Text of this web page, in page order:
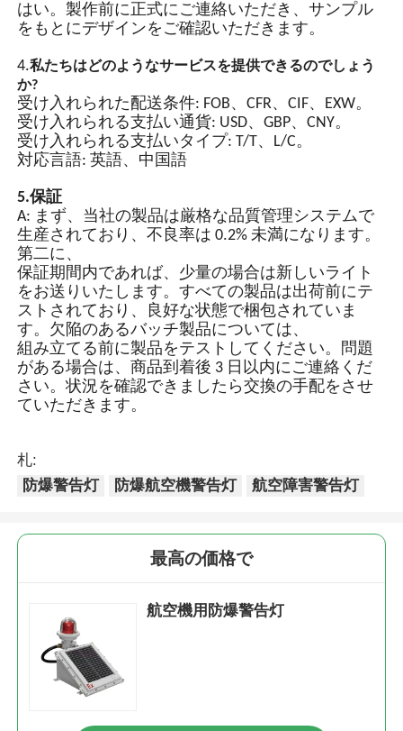
LEDチップ省エネランプビ
ーズは高輝度で、通常のラ
ー効率が高いです。
GPS同期(オプション)
ッチ制御。複数のランプの
同期点滅は、同期信号ライ
出荷前には必ず最終検査を行ってください。
MOQ、サンプルチェック用に 1 個が利用可能で
す。
3. ライト製品にロゴを入れることを受け入れられ
ますか?
はい。製作前に正式にご連絡いただき、サンプル
4. 私たちはどのようなサービスを提供できるのでしょう
か?
受け入れられた配送条件: FOB、CFR、CIF、EXW。
受け入れられる支払い通貨: USD、GBP、CNY。
受け入れられる支払いタイプ: T/T、L/C。
対応言語: 英語、中国語
5.保証
A: まず、当社の製品は厳格な品質管理システムで
生産されており、不良率は 0.2% 未満になります。
第二に、
ストされており、良好な状態で梱包されていま
す。欠陥のあるバッチ製品については、
さい。状況を確認できましたら交換の手配をさせ
防爆警告灯